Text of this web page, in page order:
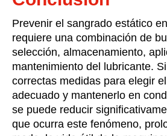
Prevenir el sangrado estático
requiere una combinación de
selección, almacenamiento,
mantenimiento del lubricante.
correctas medidas para elegir
adecuado y mantenerlo en
se puede reducir
que ocurra este fenómeno,